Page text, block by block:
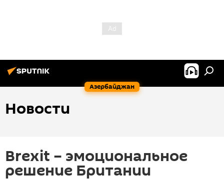
Азербайджан
Новости
Brexit – эмоциональное
решение Британии